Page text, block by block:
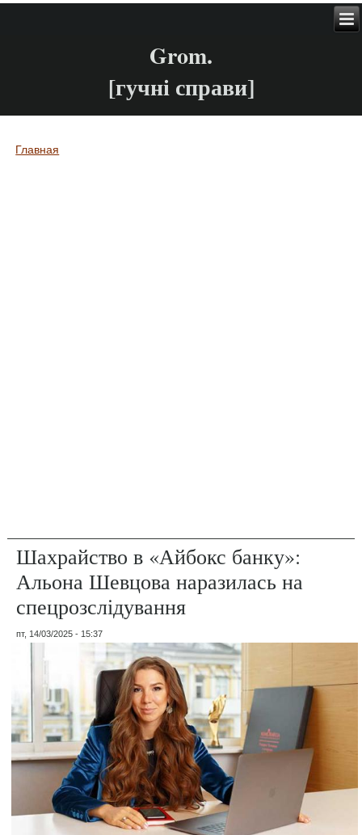
Grom.
[гучні справи]
Вы здесь
Главная
Шахрайство в «Айбокс банку»:
Альона Шевцова наразилась на
спецрозслідування
пт, 14/03/2025 - 15:37